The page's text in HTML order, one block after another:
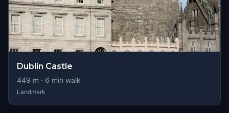
Dublin Castle
449 m · 6 min walk
Landmark